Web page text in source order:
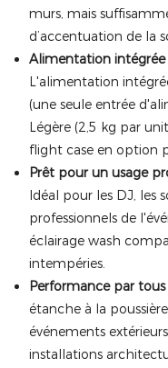
murs, mais
d’accentuation de la
Alimentation
L'alimentation
(une seule entrée
Légère (2,5 kg par
flight case en option
Prêt pour un usage
Idéal pour les DJ, les
professionnels de
éclairage wash
intempéries.
Performance par
étanche à la
événements
installations